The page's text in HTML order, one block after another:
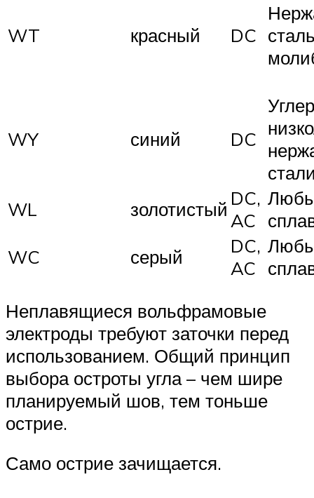
WT красный DC
WY синий DC
WL
золотистый DC,
AC
WC
серый
DC,
AC
Неплавящиеся вольфрамовые
электроды требуют заточки перед
использованием. Общий принцип
выбора остроты угла – чем шире
планируемый шов, тем тоньше
острие.
Само острие зачищается.